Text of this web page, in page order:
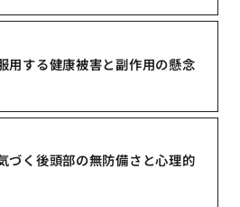
用する健康被害と副作用の懸念
づく後頭部の無防備さと心理的